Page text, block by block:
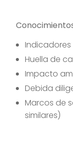
Indicadores
Huella de
Impacto
Debida
Marcos de
similares)